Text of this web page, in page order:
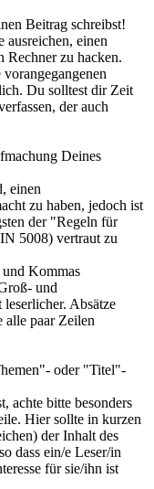
Beitrag schreibst!
ausreichen, einen
zu hacken.
Du solltest dir Zeit
der auch
Deines
einen
zu haben, jedoch ist
der "Regeln für
5008) vertraut zu
Kommas
und
Absätze
alle paar Zeilen
oder "Titel"-
achte bitte besonders
Hier sollte in kurzen
der Inhalt des
dass ein/e Leser/in
für sie/ihn ist